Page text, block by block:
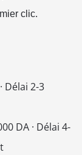
clic.
Délai 2-3
DA · Délai 4-